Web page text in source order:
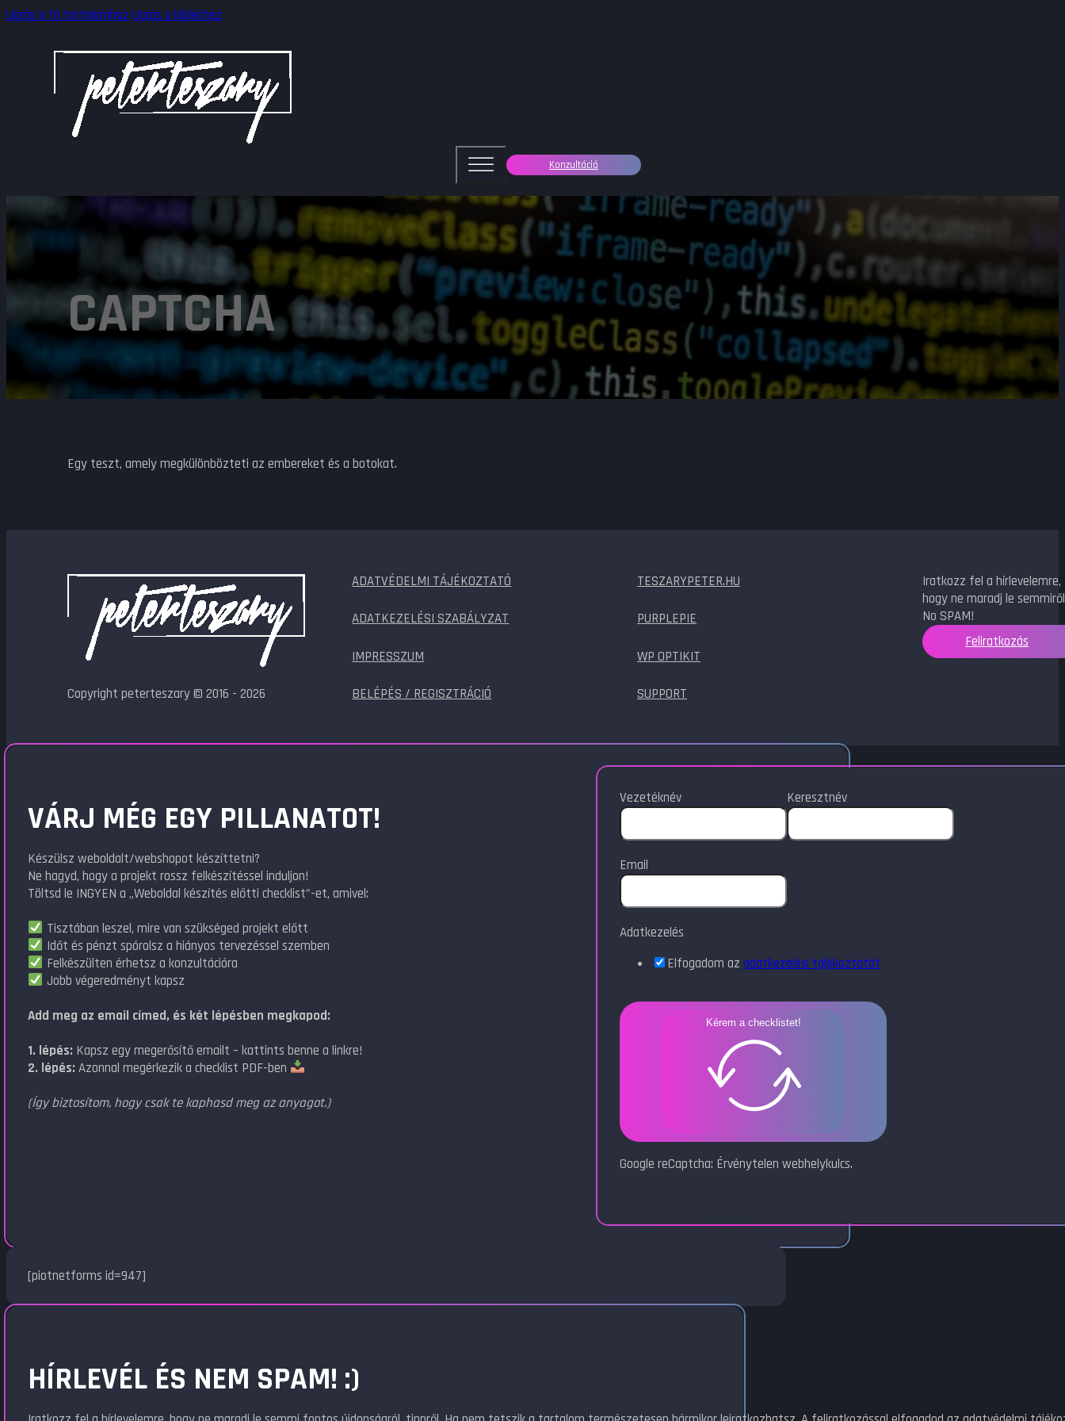
Ugrás a fő tartalomhoz Ugrás a lábléchez
Konzultáció
CAPTCHA
Egy teszt, amely megkülönbözteti az embereket és a botokat.
Copyright peterteszary © 2016 - 2026
ADATVÉDELMI TÁJÉKOZTATÓ
ADATKEZELÉSI SZABÁLYZAT
IMPRESSZUM
BELÉPÉS / REGISZTRÁCIÓ
TESZARYPETER.HU
PURPLEPIE
WP OPTIKIT
SUPPORT
Iratkozz fel a hírlevelemre,
hogy ne maradj le
No SPAM!
Feliratkozás
VÁRJ MÉG EGY PILLANATOT!
Készülsz weboldalt/webshopot készíttetni?
Ne hagyd, hogy a projekt rossz felkészítéssel induljon!
Töltsd le INGYEN a „Weboldal készítés előtti checklist"-et, amivel:
Tisztában leszel, mire van szükséged projekt előtt
Időt és pénzt spórolsz a hiányos tervezéssel szemben
Felkészülten érhetsz a konzultációra
Jobb végeredményt kapsz
Add meg az email címed, és két lépésben megkapod:
1. lépés: Kapsz egy megerősítő emailt – kattints benne a linkre!
2. lépés: Azonnal megérkezik a checklist PDF-ben
(Így biztosítom, hogy csak te kaphasd meg az anyagot.)
Vezetéknév Keresztnév
Email
Adatkezelés
Elfogadom az adatkezelési tájékoztatót
Kérem a checklistet!
Google reCaptcha: Érvénytelen webhelykulcs.
[piotnetforms id=947]
HÍRLEVÉL ÉS NEM SPAM! :)